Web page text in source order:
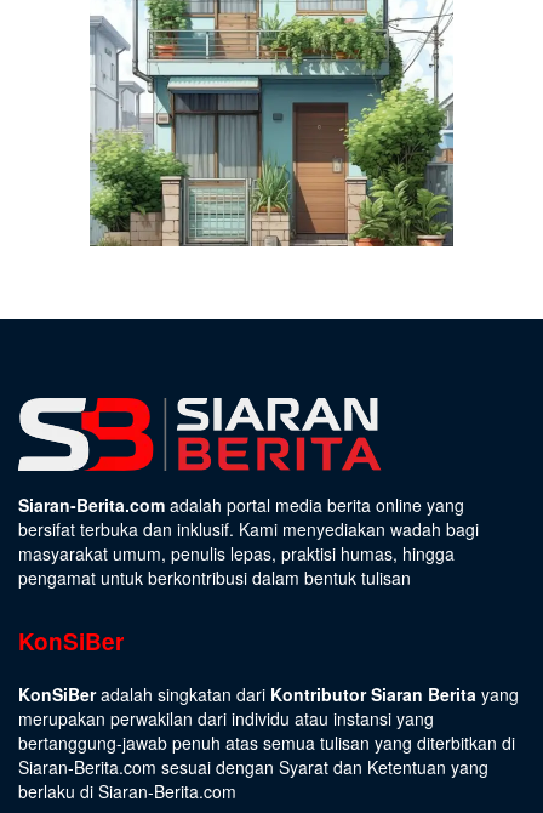
Siaran-Berita.com adalah portal media berita online yang
bersifat terbuka dan inklusif. Kami menyediakan wadah bagi
masyarakat umum, penulis lepas, praktisi humas, hingga
pengamat untuk berkontribusi dalam bentuk tulisan
KonSiBer
KonSiBeradalah singkatan dari Kontributor Siaran Berita yang
merupakan perwakilan dari individu atau instansi yang
bertanggung-jawab penuh atas semua tulisan yang diterbitkan di
Siaran-Berita.com sesuai dengan Syarat dan Ketentuan yang
berlaku di Siaran-Berita.com